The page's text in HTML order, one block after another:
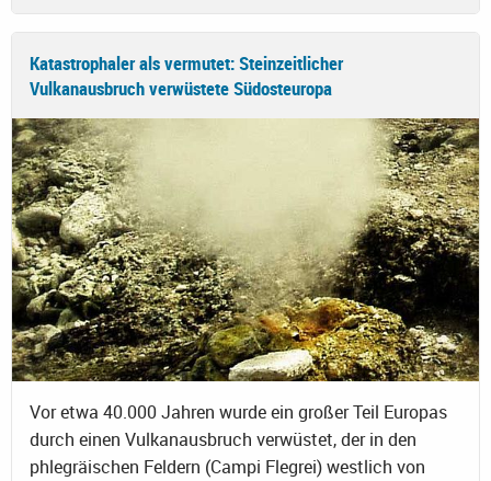
Katastrophaler als vermutet: Steinzeitlicher
Vulkanausbruch verwüstete Südosteuropa
Vor etwa 40.000 Jahren wurde ein großer Teil Europas
durch einen Vulkanausbruch verwüstet, der in den
phlegräischen Feldern (Campi Flegrei) westlich von